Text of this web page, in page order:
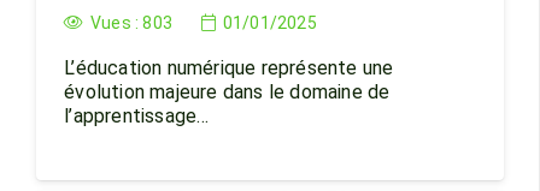
Vues :803 01/01/2025
L’éducation numérique représente une
évolution majeure dans le domaine de
l’apprentissage…